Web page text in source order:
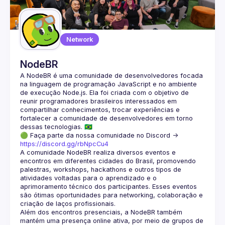
Guilds
Network
NodeBR
A NodeBR é uma comunidade de desenvolvedores focada
na linguagem de programação JavaScript e no ambiente
de execução Node.js. Ela foi criada com o objetivo de
reunir programadores brasileiros interessados em
compartilhar conhecimentos, trocar experiências e
fortalecer a comunidade de desenvolvedores em torno
🟢 Faça parte da nossa comunidade no Discord ->
https://discord.gg/rbNpcCu4
A comunidade NodeBR realiza diversos eventos e
encontros em diferentes cidades do Brasil, promovendo
palestras, workshops, hackathons e outros tipos de
atividades voltadas para o aprendizado e o
aprimoramento técnico dos participantes. Esses eventos
são ótimas oportunidades para networking, colaboração e
Além dos encontros presenciais, a NodeBR também
mantém uma presença online ativa, por meio de grupos de